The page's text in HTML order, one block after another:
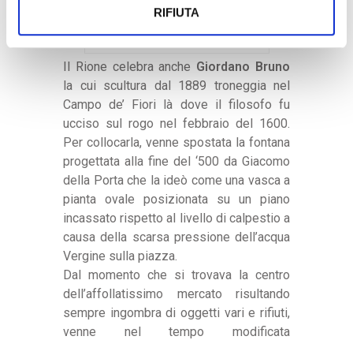
RIFIUTA
Il colonnato di Borromini
Il Rione celebra anche Giordano Bruno
la cui scultura dal 1889 troneggia nel
Campo de’ Fiori là dove il filosofo fu
ucciso sul rogo nel febbraio del 1600.
Per collocarla, venne spostata la fontana
progettata alla fine del ‘500 da Giacomo
della Porta che la ideò come una vasca a
pianta ovale posizionata su un piano
incassato rispetto al livello di calpestio a
causa della scarsa pressione dell’acqua
Vergine sulla piazza.
Dal momento che si trovava la centro
dell’affollatissimo mercato risultando
sempre ingombra di oggetti vari e rifiuti,
venne nel tempo modificata